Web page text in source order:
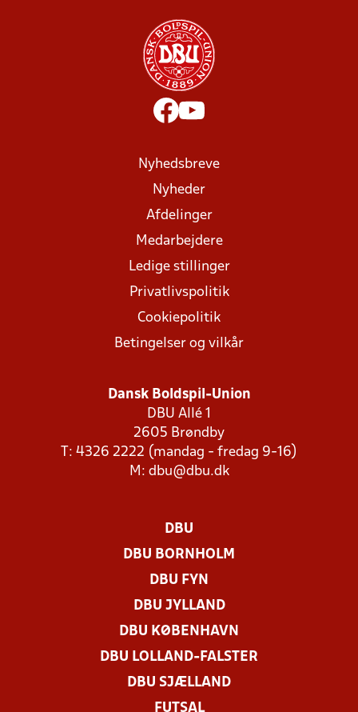
Nyhedsbreve
Nyheder
Afdelinger
Medarbejdere
Ledige stillinger
Privatlivspolitik
Cookiepolitik
Betingelser og vilkår
Dansk Boldspil-Union
DBU Allé 1
2605 Brøndby
T: 4326 2222 (mandag - fredag 9-16)
M: dbu@dbu.dk
DBU
DBU BORNHOLM
DBU FYN
DBU JYLLAND
DBU KØBENHAVN
DBU LOLLAND-FALSTER
DBU SJÆLLAND
FUTSAL